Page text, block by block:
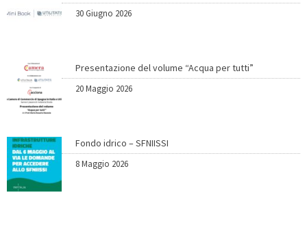
30 Giugno 2026
Presentazione del volume “Acqua per tutti”
20 Maggio 2026
Fondo idrico – SFNIISSI
8 Maggio 2026